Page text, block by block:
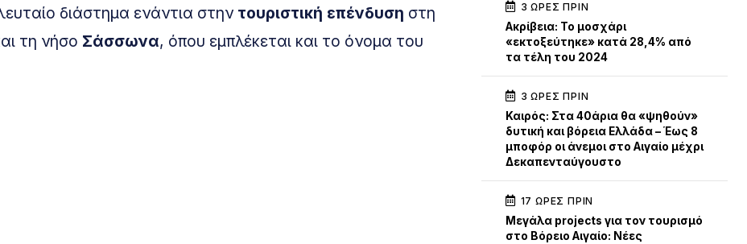
διάστημα ενάντια στην τουριστική επένδυση στη
τη νήσο Σάσσωνα, όπου εμπλέκεται και το όνομα του
3 ΏΡΕΣ ΠΡΙΝ
Ακρίβεια: Το μοσχάρι
«εκτοξεύτηκε» κατά 28,4% από
τα τέλη του 2024
3 ΏΡΕΣ ΠΡΙΝ
Καιρός: Στα 40άρια θα «ψηθούν»
δυτική και βόρεια Ελλάδα – Έως 8
μποφόρ οι άνεμοι στο Αιγαίο μέχρι
Δεκαπενταύγουστο
17 ΏΡΕΣ ΠΡΙΝ
Μεγάλα projects για τον τουρισμό
στο Βόρειο Αιγαίο: Νέες